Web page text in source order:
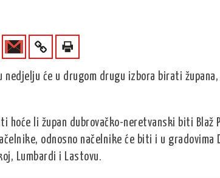
nedjelju će u drugom drugu izbora birati
hoće li župan dubrovačko-neretvanski biti Blaž
odnosno načelnike će biti i u gradovima
Lumbardi i Lastovu.